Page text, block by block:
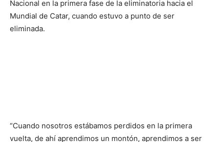
Nacional en la primera fase de la eliminatoria hacia el
Mundial de Catar, cuando estuvo a punto de ser
eliminada.
“Cuando nosotros estábamos perdidos en la primera
vuelta, de ahí aprendimos un montón, aprendimos a ser